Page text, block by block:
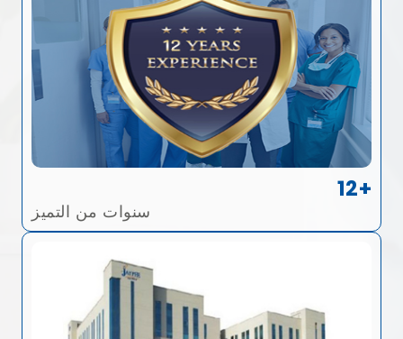
12+
سنوات من التميز